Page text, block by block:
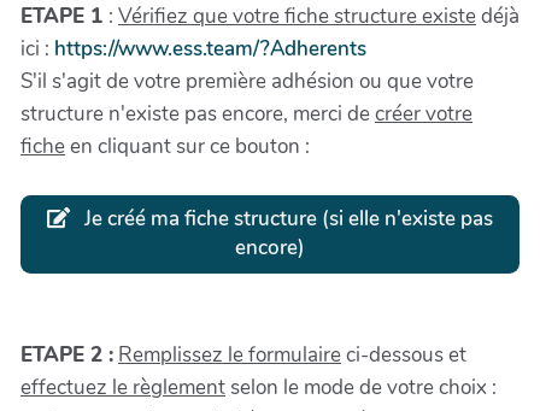
ETAPE 1 : Vérifiez que votre fiche structure existedéjà
ici : https://www.ess.team/?Adherents
S'il s'agit de votre première adhésion ou que votre
structure n'existe pas encore, merci decréer votre
ficheen cliquant sur ce bouton :
Je créé ma fiche structure (si elle n'existe pas
encore)
ETAPE 2 : Remplissez le formulaireci-dessous et
effectuez le règlementselon le mode de votre choix :